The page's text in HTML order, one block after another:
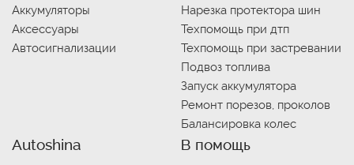
Аккумуляторы
Аксессуары
Автосигнализации
Нарезка протектора шин
Техпомощь при дтп
Техпомощь при застревании
Подвоз топлива
Запуск аккумулятора
Ремонт порезов, проколов
Балансировка колес
Autoshina В помощь